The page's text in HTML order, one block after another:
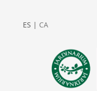
ES | CA